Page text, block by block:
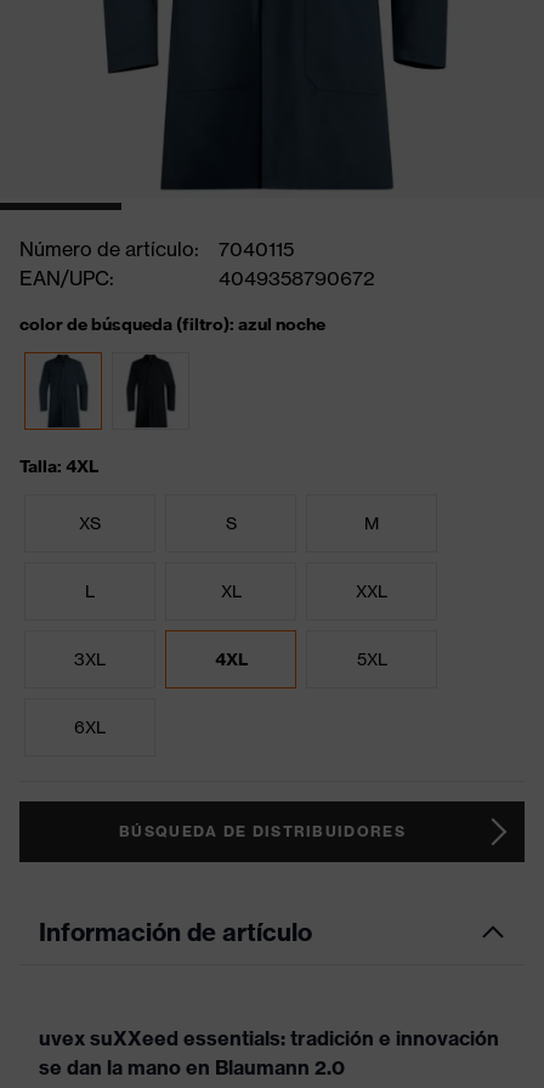
Número de artículo:
7040115
EAN/UPC:
4049358790672
color de búsqueda (filtro): azul noche
Talla: 4XL
XS S M
L XL XXL
3XL 4XL 5XL
6XL
BÚSQUEDA DE DISTRIBUIDORES
Información de artículo
uvex suXXeed essentials: tradición e innovación
se dan la mano en Blaumann 2.0